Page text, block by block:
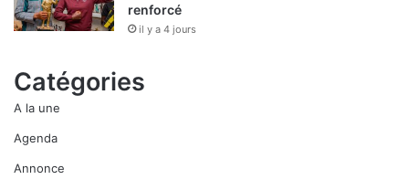
renforcé
il y a 4 jours
Catégories
A la une
Agenda
Annonce